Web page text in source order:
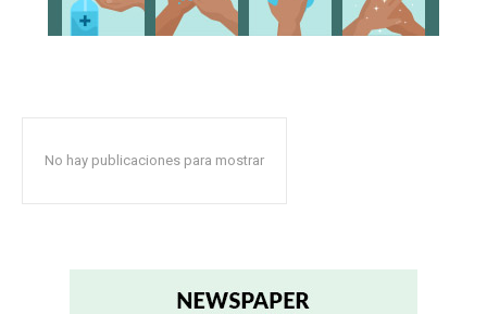
No hay publicaciones para mostrar